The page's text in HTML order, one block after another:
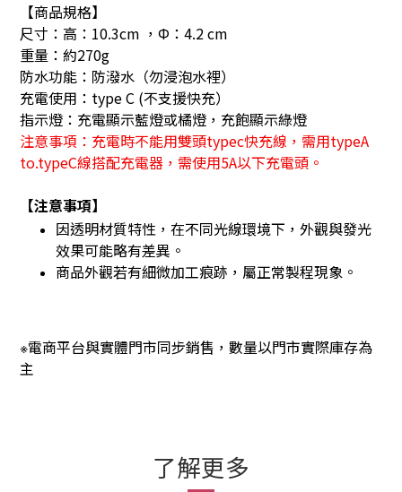
【商品規格】
尺寸：高：10.3cm ，Φ：4.2 cm
重量：約270g
防水功能：防潑水（勿浸泡水裡）
充電使用：type C (不支援快充）
指示燈：充電顯示藍燈或橘燈，充飽顯示綠燈
注意事項：充電時不能用雙頭typec快充線，需用typeA
to.typeC線搭配充電器，需使用5A以下充電頭。
【注意事項】
因透明材質特性，在不同光線環境下，外觀與發光
效果可能略有差異。
商品外觀若有細微加工痕跡，屬正常製程現象。
※電商平台與實體門市同步銷售，數量以門市實際庫存為
主
了解更多